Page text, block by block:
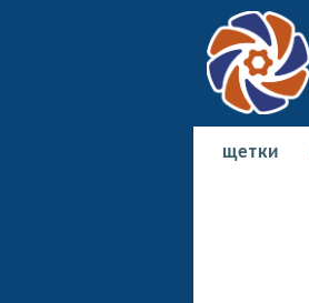
щетки